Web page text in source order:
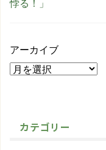
悖る！」
アーカイブ
カテゴリー